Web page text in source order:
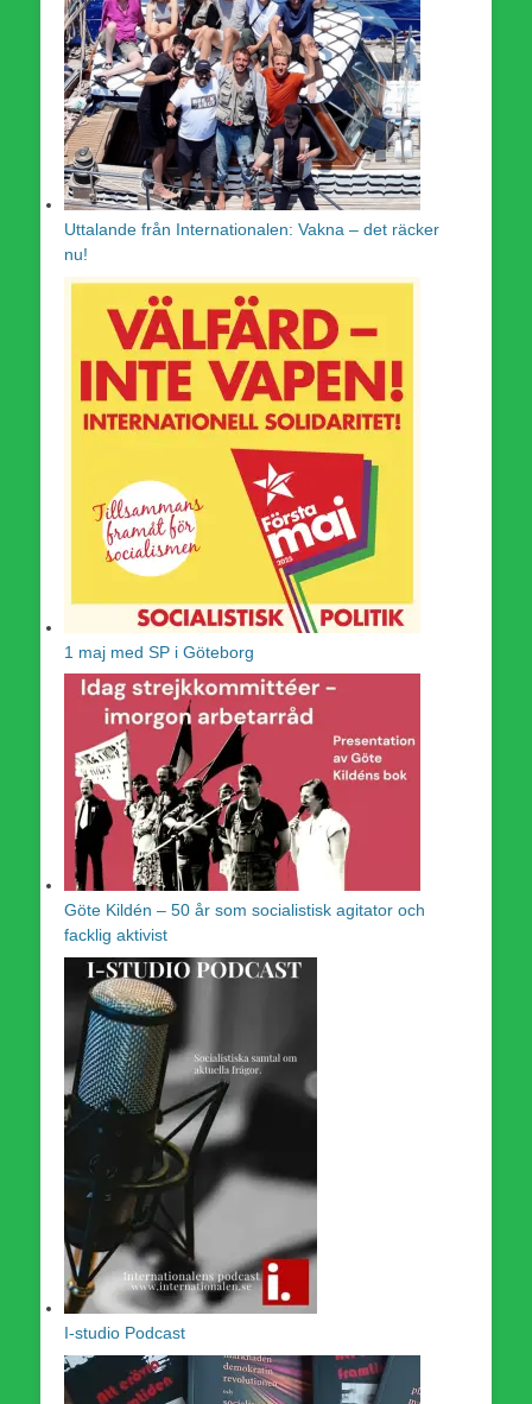
Uttalande från Internationalen: Vakna – det räcker
nu!
1 maj med SP i Göteborg
Göte Kildén – 50 år som socialistisk agitator och
facklig aktivist
I-studio Podcast